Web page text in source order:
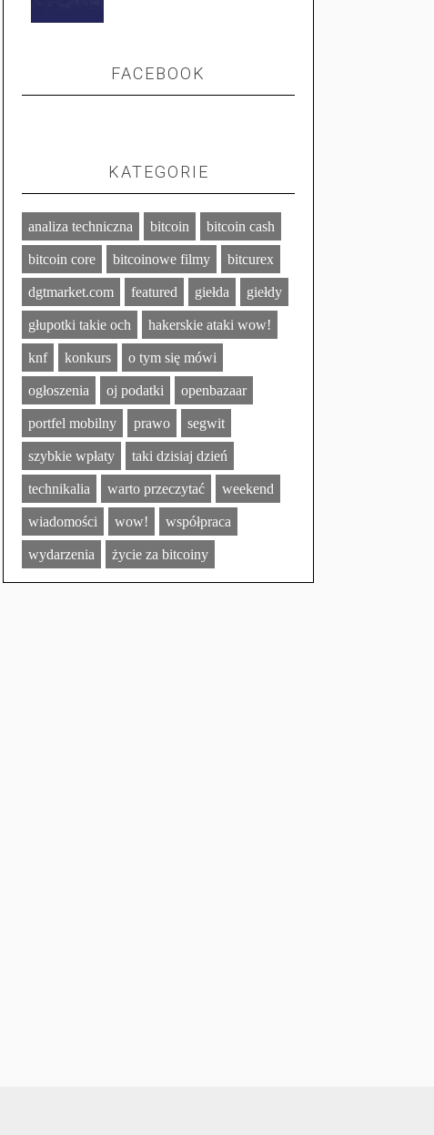
FACEBOOK
KATEGORIE
analiza techniczna bitcoin bitcoin cash
bitcoin core bitcoinowe filmy bitcurex
dgtmarket.com featured giełda giełdy
głupotki takie och hakerskie ataki wow!
knf konkurs o tym się mówi
ogłoszenia oj podatki openbazaar
portfel mobilny prawo segwit
szybkie wpłaty taki dzisiaj dzień
technikalia warto przeczytać weekend
wiadomości wow! współpraca
wydarzenia życie za bitcoiny